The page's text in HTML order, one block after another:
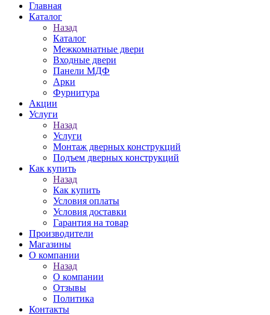
Главная
Каталог
Назад
Каталог
Межкомнатные двери
Входные двери
Панели МДФ
Арки
Фурнитура
Акции
Услуги
Назад
Услуги
Монтаж дверных конструкций
Подъем дверных конструкций
Как купить
Назад
Как купить
Условия оплаты
Условия доставки
Гарантия на товар
Производители
Магазины
О компании
Назад
О компании
Отзывы
Политика
Контакты